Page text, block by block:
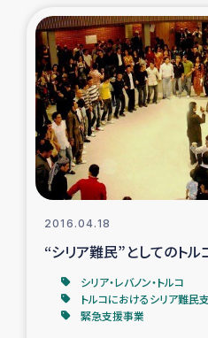
復興応援
仮設住宅生活支
漁業
インターン・
居場所
ガザ空爆被災者への
2016.04.18
“シリア難民”としてのトル
シリア・レバノン・トルコ
トルコにおけるシリア難民
緊急支援事業